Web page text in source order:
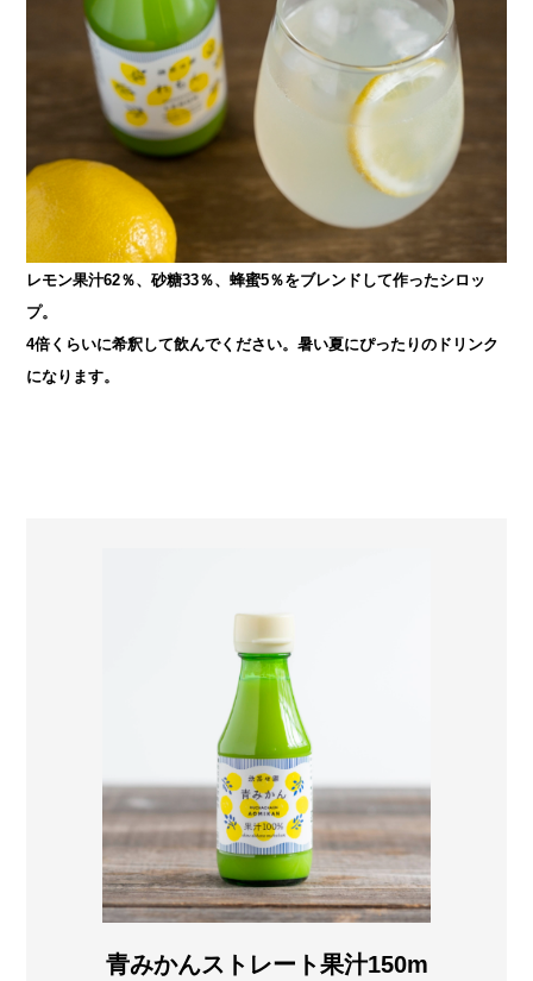
レモン果汁62％、砂糖33％、蜂蜜5％をブレンドして作ったシロッ
プ。
4倍くらいに希釈して飲んでください。暑い夏にぴったりのドリンク
になります。
青みかんストレート果汁150m